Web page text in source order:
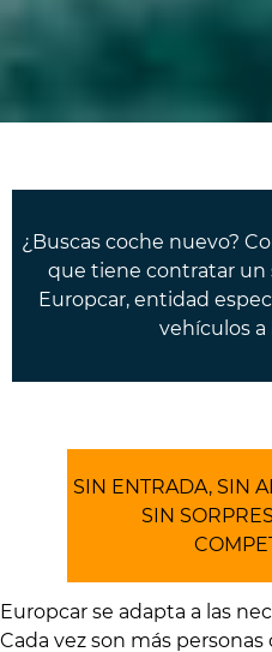
¿Buscas coche nuevo?
que tiene contratar un
Europcar, entidad
vehículos a
SIN ENTRADA, SIN
SIN
Europcar se adapta a las
Cada vez son más